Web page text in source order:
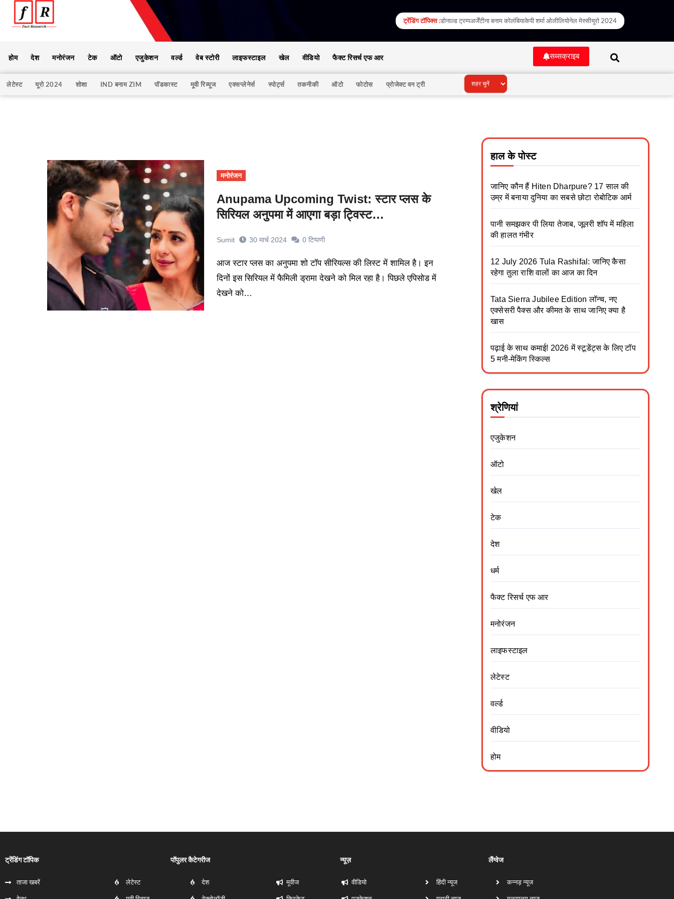
ट्रेंडिंग टॉपिक्स :डोनाल्ड ट्रम्पअर्जेंटीना बनाम कोलंबियाकेपी शर्मा ओलीलियोनेल मेस्सीयूरो 2024
होम देश मनोरंजन टेक ऑटो एजुकेशन वर्ल्ड वेब स्टोरी लाइफस्टाइल खेल वीडियो फैक्ट रिसर्च एफ आर सब्सक्राइब
लेटेस्ट यूरो 2024 शोशा IND बनाम ZIM पॉडकास्ट मूवी रिव्यूज एक्सप्लेनेर्स स्पोर्ट्स तकनीकी ऑटो फोटोस प्रोजेक्ट वन ट्री
मनोरंजन
Anupama Upcoming Twist: स्टार प्लस के
सिरियल अनुपमा में आएगा बड़ा ट्विस्ट…
Sumit 30 मार्च 2024 0 टिप्पणी
आज स्टार प्लस का अनुपमा शो टॉप सीरियल्स की लिस्ट में शामिल है। इन
दिनों इस सिरियल में फैमिली ड्रामा देखने को मिल रहा है। पिछले एपिसोड में
देखने को…
हाल के पोस्ट
जानिए कौन हैं Hiten Dharpure? 17 साल की
उम्र में बनाया दुनिया का सबसे छोटा रोबोटिक आर्म
पानी समझकर पी लिया तेजाब, जूलरी शॉप में महिला
की हालत गंभीर
12 July 2026 Tula Rashifal: जानिए कैसा
रहेगा तुला राशि वालों का आज का दिन
Tata Sierra Jubilee Edition लॉन्च, नए
एक्सेसरी पैक्स और कीमत के साथ जानिए क्या है
खास
पढ़ाई के साथ कमाई! 2026 में स्टूडेंट्स के लिए टॉप
5 मनी-मेकिंग स्किल्स
श्रेणियां
एजुकेशन
ऑटो
खेल
टेक
देश
धर्म
फैक्ट रिसर्च एफ आर
मनोरंजन
लाइफस्टाइल
लेटेस्ट
वर्ल्ड
वीडियो
होम
ट्रेंडिंग टॉपिक
ताजा खबरें
पॉपुलर कैटेगरीज
लेटेस्ट देश
न्यूज़
मूवीज वीडियो
लैंग्वेज
हिंदी न्यूज कन्नड़ न्यूज